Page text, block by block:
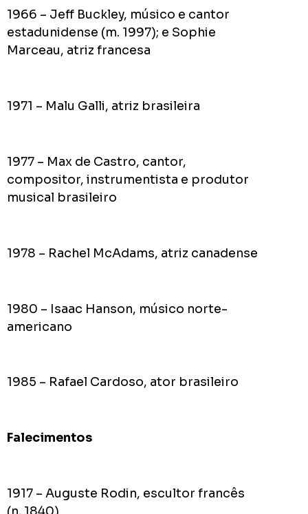
1966 – Jeff Buckley, músico e cantor
estadunidense (m. 1997); e Sophie
Marceau, atriz francesa
1971 – Malu Galli, atriz brasileira
1977 – Max de Castro, cantor,
compositor, instrumentista e produtor
musical brasileiro
1978 – Rachel McAdams, atriz canadense
1980 – Isaac Hanson, músico norte-
americano
1985 – Rafael Cardoso, ator brasileiro
Falecimentos
1917 – Auguste Rodin, escultor francês